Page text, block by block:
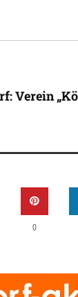
Verein
0